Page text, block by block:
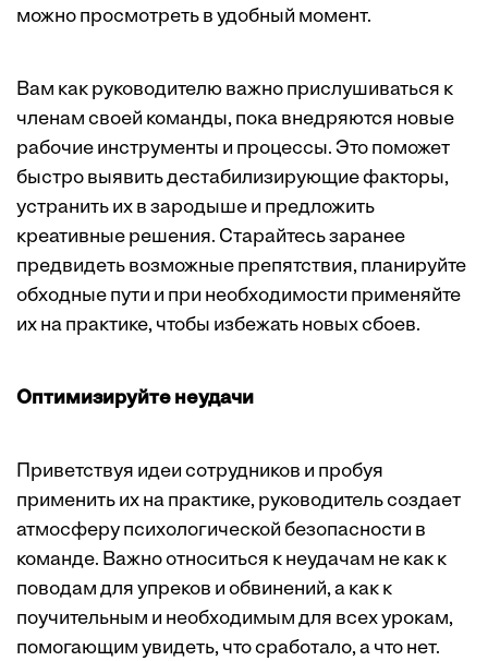
можно просмотреть в удобный момент.
Вам как руководителю важно прислушиваться к
членам своей команды, пока внедряются новые
рабочие инструменты и процессы. Это поможет
быстро выявить дестабилизирующие факторы,
устранить их в зародыше и предложить
креативные решения. Старайтесь заранее
предвидеть возможные препятствия, планируйте
обходные пути и при необходимости применяйте
их на практике, чтобы избежать новых сбоев.
Оптимизируйте неудачи
Приветствуя идеи сотрудников и пробуя
применить их на практике, руководитель создает
атмосферу психологической безопасности в
команде. Важно относиться к неудачам не как к
поводам для упреков и обвинений, а как к
поучительным и необходимым для всех урокам,
помогающим увидеть, что сработало, а что нет.